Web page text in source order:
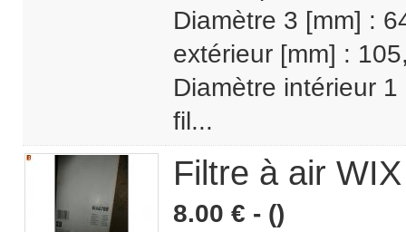
Diamètre 3 [mm] :
extérieur [mm] :
Diamètre intérieur
fil...
Filtre à air
8.00 € - ()